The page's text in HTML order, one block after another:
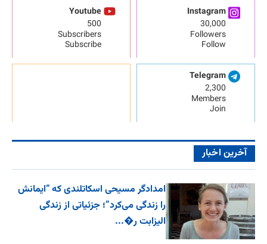
Instagram
30,000
Followers
Follow
Youtube
500
Subscribers
Subscribe
Telegram
2,300
Members
Join
آخرین اخبار
امدادگر مسیحی اسکاتلندی که “ایمانش
را زندگی می‌کرد”؛ جزئیاتی از زندگی
الیزابت ر�...